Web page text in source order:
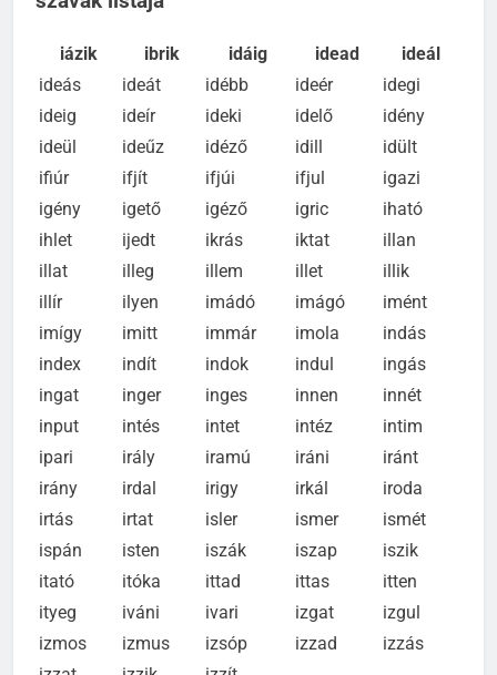
iázik ibrik idáig idead
ideál
ideás
ideát idébb ideér
idegi
ideig
ideír ideki idelő
idény
ideül
ideűz idéző idill
idült
ifiúr
ifjít ifjúi ifjul
igazi
igény
igető igéző igric
iható
ihlet
ijedt ikrás iktat
illan
illat
illeg illem illet
illik
illír
ilyen imádó imágó
imént
imígy
imitt immár imola
indás
index
indít indok indul
ingás
ingat
inger inges innen
innét
input
intés intet intéz
intim
ipari
irály iramú iráni
iránt
irány
irdal irigy irkál
iroda
irtás
irtat isler ismer
ismét
ispán
isten iszák iszap
iszik
itató
itóka it­tad ittas
itten
ityeg
iváni ivari izgat
izgul
izmos
izmus izsóp